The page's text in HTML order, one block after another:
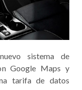
sistema de
Google Maps y
tarifa de datos